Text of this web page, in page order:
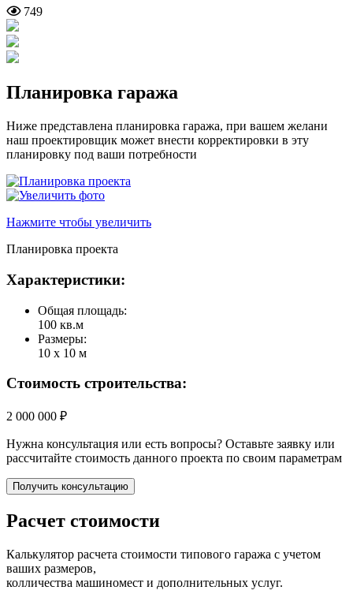
749
Планировка гаража
Ниже представлена планировка гаража, при вашем желани
наш проектировщик может внести корректировки в эту
планировку под ваши потребности
Нажмите чтобы увеличить
Планировка проекта
Характеристики:
Общая площадь:
100 кв.м
Размеры:
10 х 10 м
Стоимость строительства:
2 000 000 ₽
Нужна консультация или есть вопросы? Оставьте заявку или
рассчитайте стоимость данного проекта по своим параметрам
Получить консультацию
Расчет стоимости
Калькулятор расчета стоимости типового гаража с учетом
ваших размеров,
колличества машиномест и дополнительных услуг.